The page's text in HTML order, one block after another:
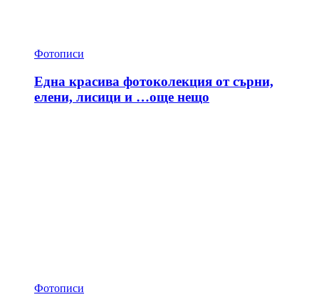
Фотописи
Една красива фотоколекция от сърни,
елени, лисици и …още нещо
Фотописи